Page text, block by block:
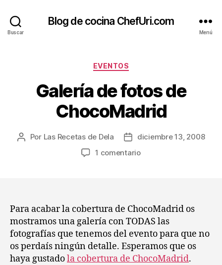
Buscar
Blog de cocina ChefUri.com
Menú
Categorías
EVENTOS
Galería de fotos de
ChocoMadrid
Autor
Por Las Recetas de Dela
Fecha
de
diciembre 13, 2008
1 comentarioen
ChocoMadrid
Para acabar la cobertura de ChocoMadrid os
mostramos una galería con TODAS las
fotografías que tenemos del evento para que no
os perdaís ningún detalle. Esperamos que os
haya gustadola cobertura de ChocoMadrid.